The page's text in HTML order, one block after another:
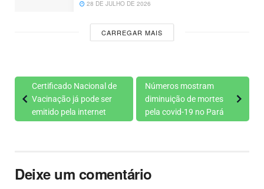
28 DE JULHO DE 2026
CARREGAR MAIS
Certificado Nacional de
Vacinação já pode ser
emitido pela internet
Números mostram
diminuição de mortes
pela covid-19 no Pará
Deixe um comentário